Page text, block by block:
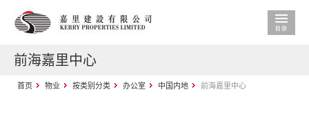
前海嘉里中心
首页 物业 按类别分类 办公室 中国内地 前海嘉里中心